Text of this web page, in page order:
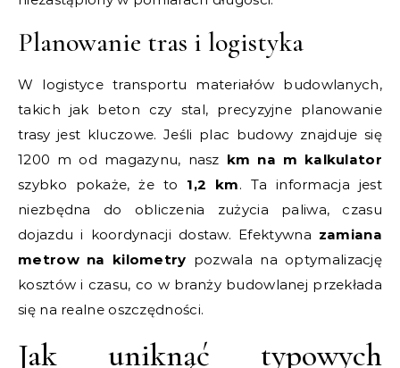
Planowanie tras i logistyka
W logistyce transportu materiałów budowlanych,
takich jak beton czy stal, precyzyjne planowanie
trasy jest kluczowe. Jeśli plac budowy znajduje się
1200 m od magazynu, nasz km na m kalkulator
szybko pokaże, że to 1,2 km. Ta informacja jest
niezbędna do obliczenia zużycia paliwa, czasu
dojazdu i koordynacji dostaw. Efektywna zamiana
metrow na kilometry pozwala na optymalizację
kosztów i czasu, co w branży budowlanej przekłada
się na realne oszczędności.
Jak uniknąć typowych